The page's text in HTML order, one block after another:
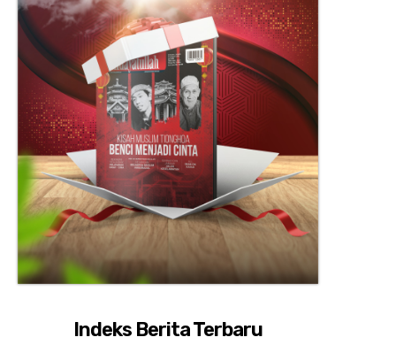
Indeks Berita Terbaru